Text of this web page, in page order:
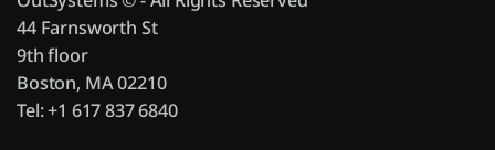
44 Farnsworth St
9th floor
Boston, MA 02210
Tel: +1 617 837 6840